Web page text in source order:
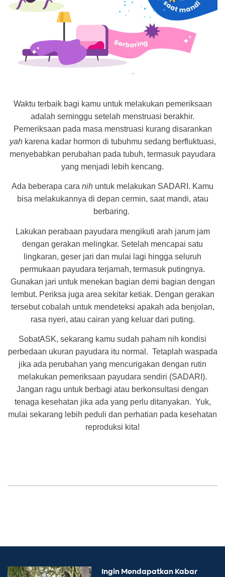
Waktu terbaik bagi kamu untuk melakukan pemeriksaan
adalah seminggu setelah menstruasi berakhir.
Pemeriksaan pada masa menstruasi kurang disarankan
yah karena kadar hormon di tubuhmu sedang berfluktuasi,
menyebabkan perubahan pada tubuh, termasuk payudara
yang menjadi lebih kencang.
Ada beberapa cara nih untuk melakukan SADARI. Kamu
bisa melakukannya di depan cermin, saat mandi, atau
berbaring.
Lakukan perabaan payudara mengikuti arah jarum jam
dengan gerakan melingkar. Setelah mencapai satu
lingkaran, geser jari dan mulai lagi hingga seluruh
permukaan payudara terjamah, termasuk putingnya.
Gunakan jari untuk menekan bagian demi bagian dengan
lembut. Periksa juga area sekitar ketiak. Dengan gerakan
tersebut cobalah untuk mendeteksi apakah ada benjolan,
rasa nyeri, atau cairan yang keluar dari puting.
SobatASK, sekarang kamu sudah paham nih kondisi
perbedaan ukuran payudara itu normal. Tetaplah waspada
jika ada perubahan yang mencurigakan dengan rutin
melakukan pemeriksaan payudara sendiri (SADARI).
Jangan ragu untuk berbagi atau berkonsultasi dengan
tenaga kesehatan jika ada yang perlu ditanyakan. Yuk,
mulai sekarang lebih peduli dan perhatian pada kesehatan
reproduksi kita!
Ingin Mendapatkan Kabar